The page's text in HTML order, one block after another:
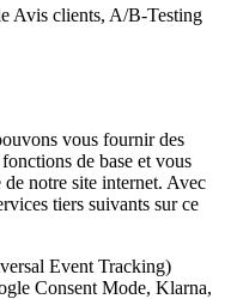
Avis clients, A/B-Testing
vous fournir des
de base et vous
notre site internet. Avec
tiers suivants sur ce
Event Tracking)
Consent Mode, Klarna,